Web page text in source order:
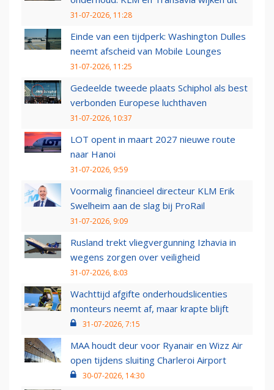
31-07-2026, 11:28
Einde van een tijdperk: Washington Dulles
neemt afscheid van Mobile Lounges
31-07-2026, 11:25
Gedeelde tweede plaats Schiphol als best
verbonden Europese luchthaven
31-07-2026, 10:37
LOT opent in maart 2027 nieuwe route
naar Hanoi
31-07-2026, 9:59
Voormalig financieel directeur KLM Erik
Swelheim aan de slag bij ProRail
31-07-2026, 9:09
Rusland trekt vliegvergunning Izhavia in
wegens zorgen over veiligheid
31-07-2026, 8:03
Wachttijd afgifte onderhoudslicenties
monteurs neemt af, maar krapte blijft
31-07-2026, 7:15
MAA houdt deur voor Ryanair en Wizz Air
open tijdens sluiting Charleroi Airport
30-07-2026, 14:30